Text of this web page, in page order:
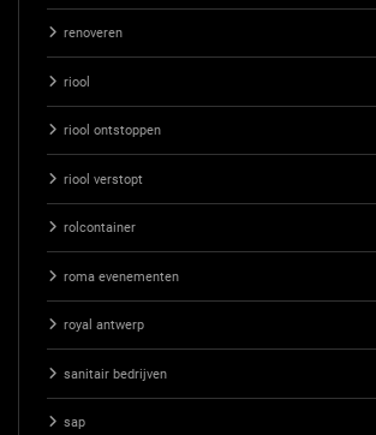
renoveren
riool
riool ontstoppen
riool verstopt
rolcontainer
roma evenementen
royal antwerp
sanitair bedrijven
sap